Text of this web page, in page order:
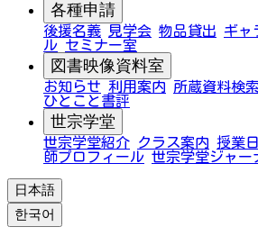
各種申請
後援名義 見学会 物品貸出 ギャ
ル セミナー室
図書映像資料室
お知らせ 利用案内 所蔵資料検索
ひとこと書評
世宗学堂
世宗学堂紹介 クラス案内 授業
師プロフィール 世宗学堂ジャー
日本語
한국어